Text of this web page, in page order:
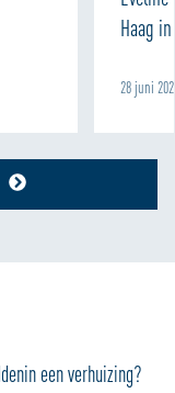
Haag
28 juni
een verhuizing?